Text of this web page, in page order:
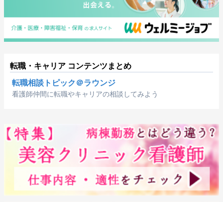
転職・キャリア コンテンツまとめ
転職相談トピック＠ラウンジ
看護師仲間に転職やキャリアの相談してみよう